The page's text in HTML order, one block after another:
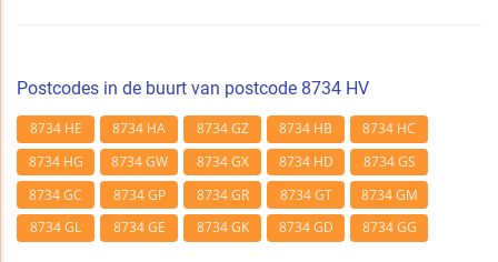
Postcodes in de buurt van postcode 8734 HV
8734 HE 8734 HA 8734 GZ 8734 HB
8734 HC
8734 HG
8734 GW 8734 GX 8734 HD
8734 GS
8734 GC
8734 GP 8734 GR 8734 GT
8734 GM
8734 GL
8734 GE 8734 GK 8734 GD 8734 GG